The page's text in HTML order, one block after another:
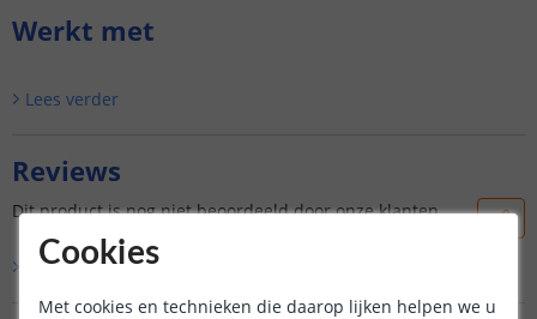
Werkt met
Lees verder
Reviews
Dit product is nog niet beoordeeld door onze klanten.
Bekijk alle 0 reviews
Cookies
Met cookies en technieken die daarop lijken helpen we u